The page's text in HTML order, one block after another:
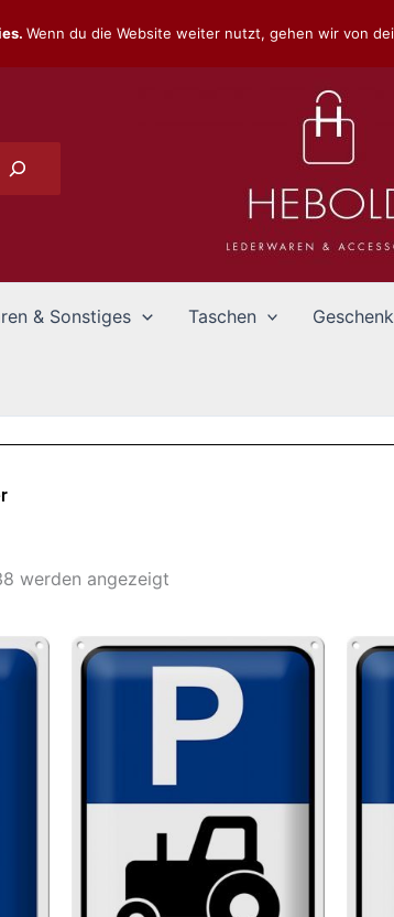
& Sonstiges Taschen
werden angezeigt
Wenn du die Website weiter nutzt, gehen wir von